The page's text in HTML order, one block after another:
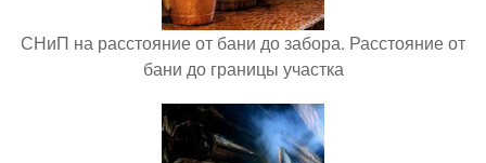
СНиП на расстояние от бани до забора. Расстояние от
бани до границы участка